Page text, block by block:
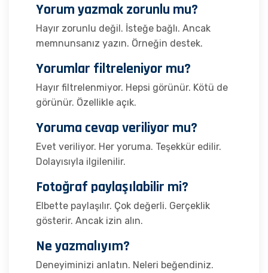
Yorum yazmak zorunlu mu?
Hayır zorunlu değil. İsteğe bağlı. Ancak
memnunsanız yazın. Örneğin destek.
Yorumlar filtreleniyor mu?
Hayır filtrelenmiyor. Hepsi görünür. Kötü de
görünür. Özellikle açık.
Yoruma cevap veriliyor mu?
Evet veriliyor. Her yoruma. Teşekkür edilir.
Dolayısıyla ilgilenilir.
Fotoğraf paylaşılabilir mi?
Elbette paylaşılır. Çok değerli. Gerçeklik
gösterir. Ancak izin alın.
Ne yazmalıyım?
Deneyiminizi anlatın. Neleri beğendiniz.